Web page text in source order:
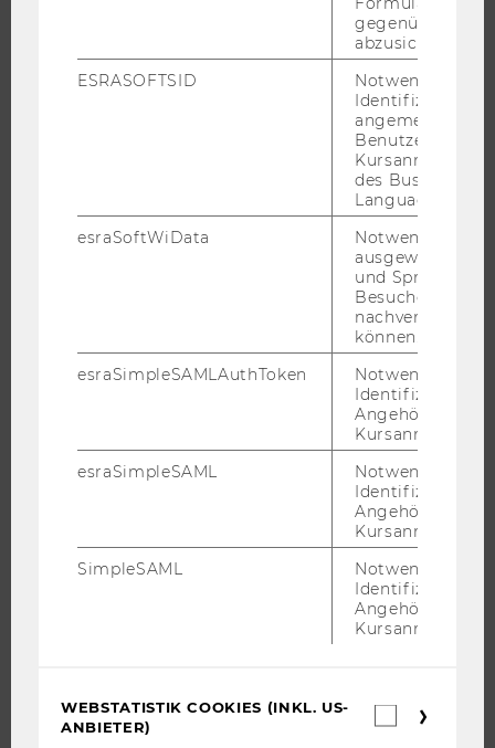
INTERNATIONALE UND INCOMING EXCHANGE STUDIERENDE
ANGEBOTE FÜR SCHULEN UND STUDIENINTERESSIERTE
FORSCHUNG
IMPACT DER FORSCHUNG
ORGANISATION DER FORSCHUNG
ÜBER DIE WU
EVENTS ARCHIV
gegenüber
abzusichern.
ESRASOFTSID
Notwendig zur
Identifizierung
angemeldeten
Benutzers im
des Business
Language
esraSoftWiData
Notwendig um
ausgewählte
und
Besuchers
nachverfolgen
können.
esraSimpleSAMLAuthToken
Notwendig zur
Identifizierung
Angehörige/r für
Kursanmeldung.
esraSimpleSAML
Notwendig zur
Identifizierung
Angehörige/r für
Kursanmeldung.
SimpleSAML
Notwendig zur
Identifizierung
Angehörige/r für
Kursanmeldung.
WEBSTATISTIK COOKIES (INKL. US-
ANBIETER)